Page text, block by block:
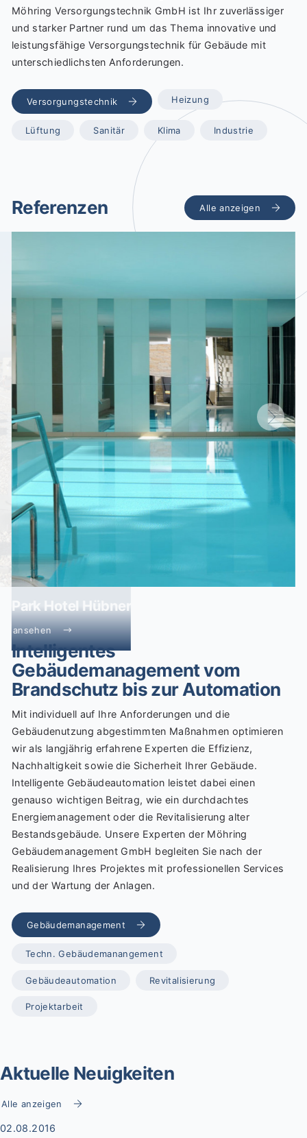
Möhring Versorgungstechnik GmbH ist Ihr zuverlässiger
und starker Partner rund um das Thema innovative und
leistungsfähige Versorgungstechnik für Gebäude mit
unterschiedlichsten Anforderungen.
Versorgungstechnik Heizung
Lüftung Sanitär Klima Industrie
Referenzen Alle anzeigen
Park Hotel Hübner
ansehen
Intelligentes
Gebäudemanagement vom
Brandschutz bis zur Automation
Mit individuell auf Ihre Anforderungen und die
Gebäudenutzung abgestimmten Maßnahmen optimieren
wir als langjährig erfahrene Experten die Effizienz,
Nachhaltigkeit sowie die Sicherheit Ihrer Gebäude.
Intelligente Gebäudeautomation leistet dabei einen
genauso wichtigen Beitrag, wie ein durchdachtes
Energiemanagement oder die Revitalisierung alter
Bestandsgebäude. Unsere Experten der Möhring
Gebäudemanagement GmbH begleiten Sie nach der
Realisierung Ihres Projektes mit professionellen Services
und der Wartung der Anlagen.
Gebäudemanagement
Techn. Gebäudemanangement
Gebäudeautomation Revitalisierung
Projektarbeit
Aktuelle Neuigkeiten
Alle anzeigen
02.08.2016